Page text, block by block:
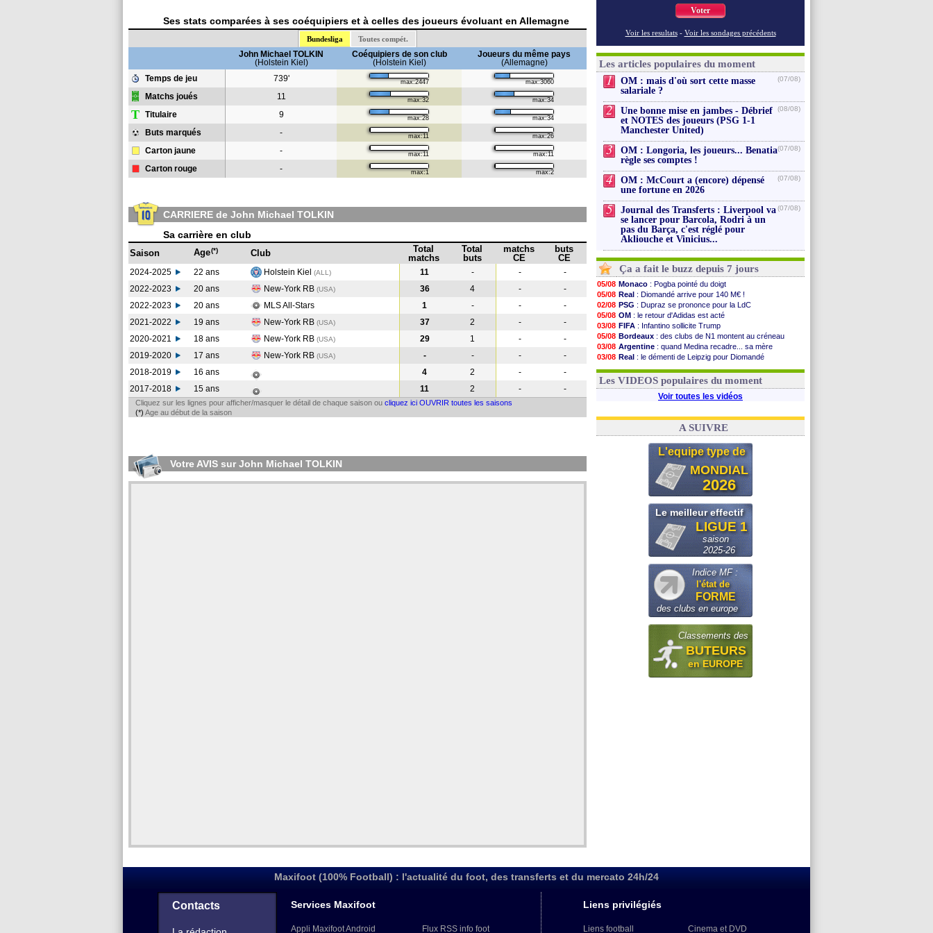
Ses stats comparées à ses coéquipiers et à celles des joueurs évoluant en Allemagne
Bundesliga Toutes compét.
John Michael TOLKIN
(Holstein Kiel)
Coéquipiers de son club
(Holstein Kiel)
Joueurs du même pays
(Allemagne)
Temps de jeu
739' max:2447 max:3060
Matchs joués 11 max:32 max:34
T Titulaire 9 max:28 max:34
Buts marqués - max:11 max:26
Carton jaune - max:11 max:11
Carton rouge - max:1 max:2
CARRIERE de John Michael TOLKIN
Sa carrière en club
Saison Age(*) Club
Total
matchs
Total
buts
matchs
CE
buts
CE
2024-2025 22 ans Holstein Kiel (ALL) 11 - -
-
2022-2023
20 ans New-York RB (USA) 36 4 -
-
2022-2023
20 ans MLS All-Stars 1 - -
-
2021-2022
19 ans New-York RB (USA) 37 2 -
-
2020-2021
18 ans New-York RB (USA) 29 1 -
-
2019-2020
17 ans New-York RB (USA) - - -
-
2018-2019
16 ans 4 2 -
-
2017-2018
15 ans 11 2 - -
Cliquez sur les lignes pour afficher/masquer le détail de chaque saison ou cliquez ici OUVRIR toutes les saisons
(*) Age au début de la saison
Votre AVIS sur John Michael TOLKIN
Voter
Voir les resultats - Voir les sondages précédents
Les articles populaires du moment
1
OM : mais d'où sort cette masse
salariale ?
(07/08)
2
Une bonne mise en jambes - Débrief
et NOTES des joueurs (PSG 1-1
Manchester United)
(08/08)
3
OM : Longoria, les joueurs... Benatia
règle ses comptes !
(07/08)
4
OM : McCourt a (encore) dépensé
une fortune en 2026
(07/08)
5
Journal des Transferts : Liverpool va
se lancer pour Barcola, Rodri à un
pas du Barça, c'est réglé pour
Akliouche et Vinicius...
(07/08)
Ça a fait le buzz depuis 7 jours
05/08 Monaco : Pogba pointé du doigt
05/08 Real : Diomandé arrive pour 140 M€ !
02/08 PSG : Dupraz se prononce pour la LdC
05/08 OM : le retour d'Adidas est acté
03/08 FIFA : Infantino sollicite Trump
05/08 Bordeaux : des clubs de N1 montent au créneau
03/08 Argentine : quand Medina recadre... sa mère
03/08 Real : le démenti de Leipzig pour Diomandé
03/08 OM: Paixão attire un 2e club anglais
Les VIDEOS populaires du moment
Voir toutes les vidéos
A SUIVRE
L'equipe type de
MONDIAL
2026
Le meilleur effectif
LIGUE 1
saison
2025-26
Indice MF :
l'état de
FORME
des clubs en europe
Classements des
BUTEURS
en EUROPE
Maxifoot (100% Football) : l'actualité du foot, des transferts et du mercato 24h/24
Contacts Services Maxifoot
Appli Maxifoot Android Flux RSS info foot
Liens privilégiés
Liens football Cinema et DVD